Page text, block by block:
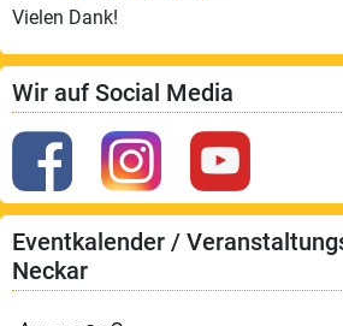
Vielen Dank!
Wir auf Social Media
Eventkalender /
Neckar